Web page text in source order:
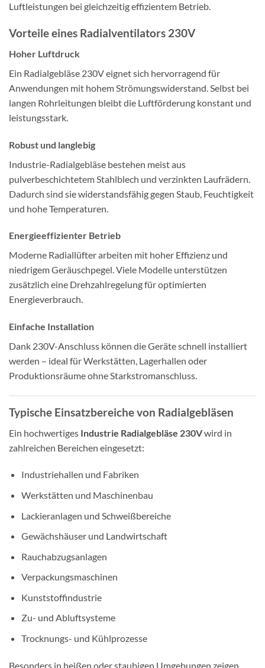
Luftleistungen bei gleichzeitig effizientem Betrieb.
Vorteile eines Radialventilators 230V
Hoher Luftdruck
Ein Radialgebläse 230V eignet sich hervorragend für
Anwendungen mit hohem Strömungswiderstand. Selbst bei
langen Rohrleitungen bleibt die Luftförderung konstant und
leistungsstark.
Robust und langlebig
Industrie-Radialgebläse bestehen meist aus
pulverbeschichtetem Stahlblech und verzinkten Laufrädern.
Dadurch sind sie widerstandsfähig gegen Staub, Feuchtigkeit
und hohe Temperaturen.
Energieeffizienter Betrieb
Moderne Radiallüfter arbeiten mit hoher Effizienz und
niedrigem Geräuschpegel. Viele Modelle unterstützen
zusätzlich eine Drehzahlregelung für optimierten
Energieverbrauch.
Einfache Installation
Dank 230V-Anschluss können die Geräte schnell installiert
werden – ideal für Werkstätten, Lagerhallen oder
Produktionsräume ohne Starkstromanschluss.
Typische Einsatzbereiche von Radialgebläsen
Ein hochwertiges Industrie Radialgebläse 230Vwird in
zahlreichen Bereichen eingesetzt:
Industriehallen und Fabriken
Werkstätten und Maschinenbau
Lackieranlagen und Schweißbereiche
Gewächshäuser und Landwirtschaft
Rauchabzugsanlagen
Verpackungsmaschinen
Kunststoffindustrie
Zu- und Abluftsysteme
Trocknungs- und Kühlprozesse
Besonders in heißen oder staubigen Umgebungen zeigen